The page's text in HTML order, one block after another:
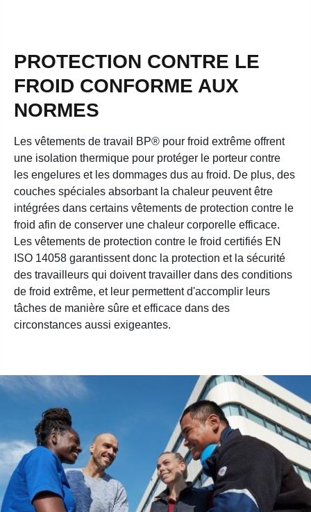
PROTECTION CONTRE LE
FROID CONFORME AUX
NORMES
Les vêtements de travail BP® pour froid extrême offrent
une isolation thermique pour protéger le porteur contre
les engelures et les dommages dus au froid. De plus, des
couches spéciales absorbant la chaleur peuvent être
intégrées dans certains vêtements de protection contre le
froid afin de conserver une chaleur corporelle efficace.
Les vêtements de protection contre le froid certifiés EN
ISO 14058 garantissent donc la protection et la sécurité
des travailleurs qui doivent travailler dans des conditions
de froid extrême, et leur permettent d'accomplir leurs
tâches de manière sûre et efficace dans des
circonstances aussi exigeantes.